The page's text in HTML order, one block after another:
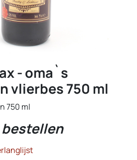
- oma`s
vlierbes 750 ml
750 ml
bestellen